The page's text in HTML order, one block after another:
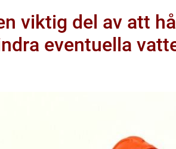
viktig del av att
eventuella